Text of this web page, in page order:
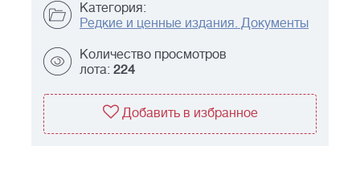
Категория:
Редкие и ценные издания. Документы
Количество просмотров
лота: 224
Добавить в избранное